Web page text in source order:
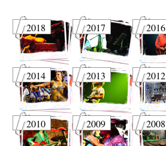
2018 2017 2016
2014 2013 2012
2010 2009 2008